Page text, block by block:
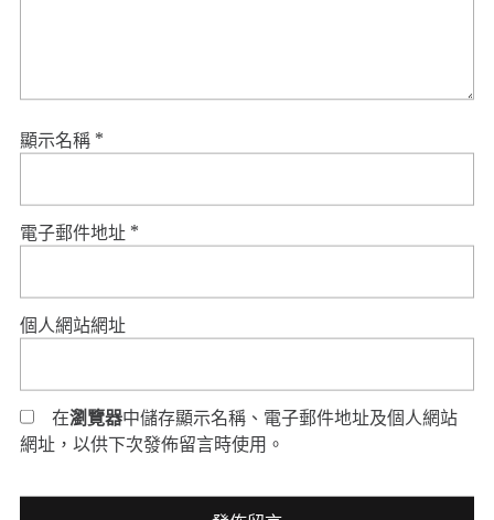
顯示名稱 *
電子郵件地址 *
個人網站網址
在瀏覽器中儲存顯示名稱、電子郵件地址及個人網站
網址，以供下次發佈留言時使用。